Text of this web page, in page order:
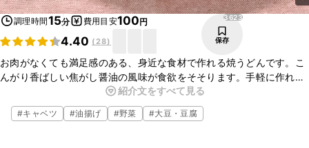
調理時間15分 費用目安100円
4.40 (28)
3623
保存
お肉がなくても満足感のある、身近な食材で作れる焼うどんです。こ
んがり香ばしい焦がし醤油の風味が食欲をそそります。手軽に作れる
ので、簡単に済ませたい時の昼ごはんや、夜食にオススメです。ぜひ
お試しください。
紹介文をすべて見る
#キャベツ #油揚げ #野菜 #大豆・豆腐